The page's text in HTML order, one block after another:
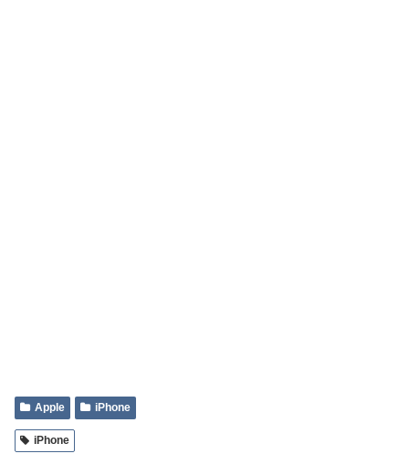
Apple iPhone
iPhone